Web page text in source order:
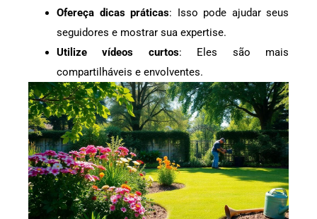
Ofereça dicas práticas: Isso pode ajudar seus
seguidores e mostrar sua expertise.
Utilize vídeos curtos: Eles são mais
compartilháveis e envolventes.